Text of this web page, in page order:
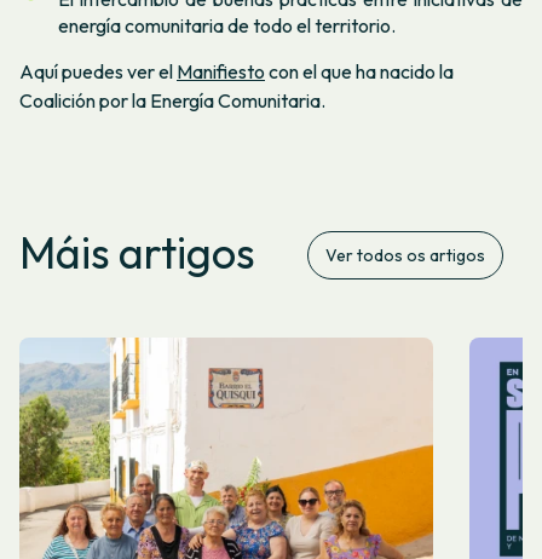
energía comunitaria de todo el territorio.
Aquí puedes ver el Manifiesto con el que ha nacido la
Coalición por la Energía Comunitaria.
Máis artigos Ver todos os artigos